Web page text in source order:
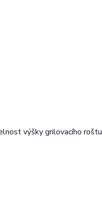
výšky grilovacího roštu